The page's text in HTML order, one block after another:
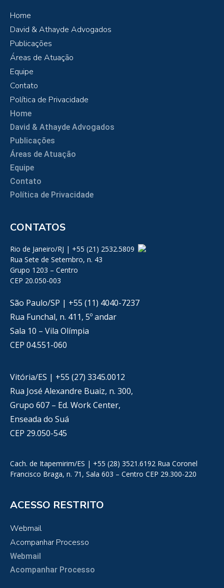
Home
David & Athayde Advogados
Publicações
Áreas de Atuação
Equipe
Contato
Política de Privacidade
Home
David & Athayde Advogados
Publicações
Áreas de Atuação
Equipe
Contato
Política de Privacidade
CONTATOS
Rio de Janeiro/RJ | +55 (21) 2532.5809
Rua Sete de Setembro, n. 43
Grupo 1203 – Centro
CEP 20.050-003
São Paulo/SP | +55 (11) 4040-7237
Rua Funchal, n. 411, 5º andar
Sala 10 – Vila Olímpia
CEP 04.551-060
Vitória/ES | +55 (27) 3345.0012
Rua José Alexandre Buaiz, n. 300,
Grupo 607 – Ed. Work Center,
Enseada do Suá
CEP 29.050-545
Cach. de Itapemirim/ES | +55 (28) 3521.6192 Rua Coronel
Francisco Braga, n. 71, Sala 603 – Centro CEP 29.300-220
ACESSO RESTRITO
Webmail
Acompanhar Processo
Webmail
Acompanhar Processo